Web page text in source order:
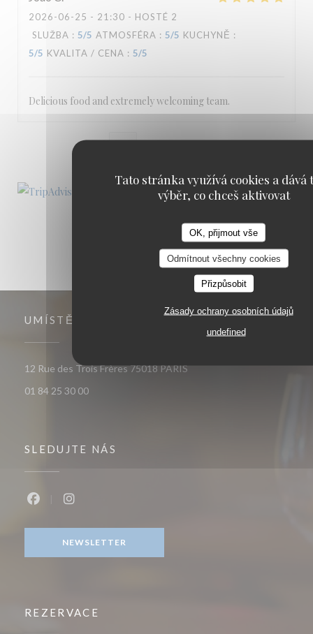
Tato stránka využívá cookies a dává
výběr, co chceš aktivovat
OK, přijmout vše
Odmítnout všechny cookies
Přizpůsobit
Zásady ochrany osobních údajů
undefined
2026-06-25 - 21:30 - HOSTÉ 2
SLUŽBA : 5/5 ATMOSFÉRA : 5/5 KUCHYNĚ :
5/5 KVALITA / CENA : 5/5
Delicious food and extremely welcoming team.
UMÍSTĚNÍ
12 Rue des Trois Frères 75018 PARIS((otevře se v novém okně))
01 84 25 30 00
SLEDUJTE NÁS
NEWSLETTER
REZERVACE